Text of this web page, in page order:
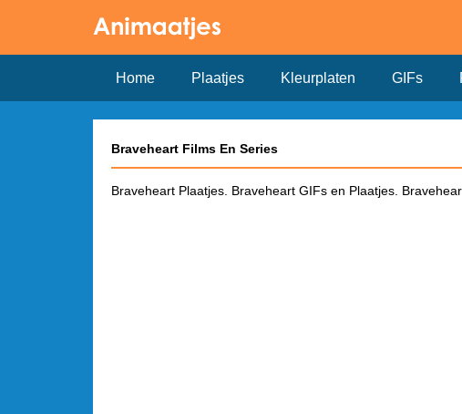
Home Plaatjes Kleurplaten GIFs
Braveheart Films En Series
Braveheart Plaatjes. Braveheart GIFs en Plaatjes.